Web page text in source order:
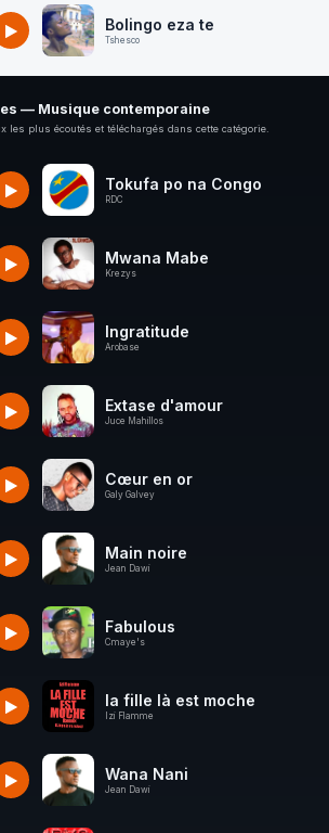
Bolingo eza te
Tshesco
— Musique contemporaine
les plus écoutés et téléchargés dans cette catégorie.
Tokufa po na Congo
RDC
Mwana Mabe
Krezys
Ingratitude
Arobase
Extase d'amour
Juce Mahillos
Cœur en or
Galy Galvey
Main noire
Jean Dawi
Fabulous
Cmaye's
la fille là est moche
Izi Flamme
Wana Nani
Jean Dawi